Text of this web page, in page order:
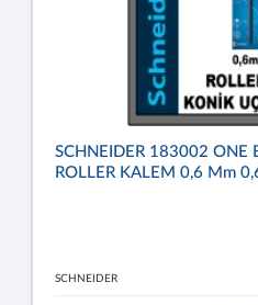
SCHNEIDER 183002 ONE
ROLLER KALEM 0,6 Mm
SCHNEIDER